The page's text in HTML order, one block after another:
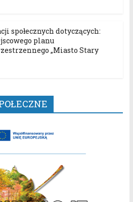
społecznych dotyczących:
planu
„Miasto Stary